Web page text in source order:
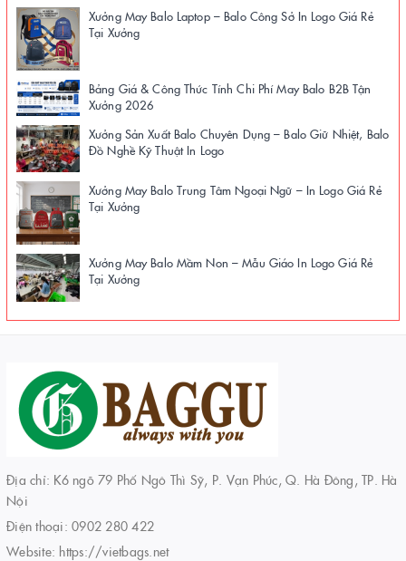
Xưởng May Balo Laptop – Balo Công Sở In Logo Giá Rẻ
Tại Xưởng
Bảng Giá & Công Thức Tính Chi Phí May Balo B2B Tận
Xưởng 2026
Xưởng Sản Xuất Balo Chuyên Dụng – Balo Giữ Nhiệt, Balo
Đồ Nghề Kỹ Thuật In Logo
Xưởng May Balo Trung Tâm Ngoại Ngữ – In Logo Giá Rẻ
Tại Xưởng
Xưởng May Balo Mầm Non – Mẫu Giáo In Logo Giá Rẻ
Tại Xưởng
Địa chỉ: K6 ngõ 79 Phố Ngô Thì Sỹ, P. Vạn Phúc, Q. Hà Đông, TP. Hà
Nội
Điện thoại: 0902 280 422
Website: https://vietbags.net